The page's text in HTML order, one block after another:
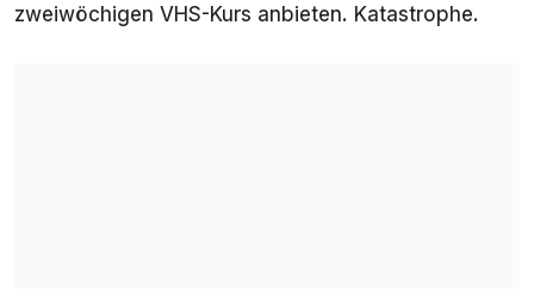
zweiwöchigen VHS-Kurs anbieten. Katastrophe.